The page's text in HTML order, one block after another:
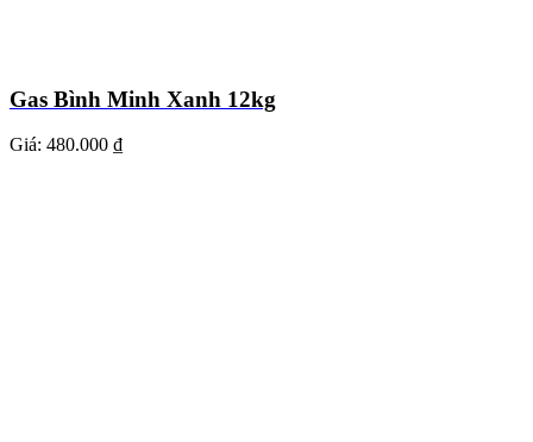
Gas Bình Minh Xanh 12kg
Giá: 480.000 ₫